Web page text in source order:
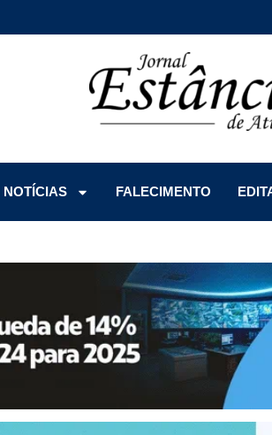
NOTÍCIAS FALECIMENTO